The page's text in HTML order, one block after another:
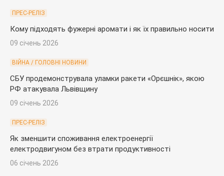
ПРЕС-РЕЛІЗ
Кому підходять фужерні аромати і як їх правильно носити
09 січень 2026
ВІЙНА / ГОЛОВНІ НОВИНИ
СБУ продемонструвала уламки ракети «Орєшнік», якою
РФ атакувала Львівщину
09 січень 2026
ПРЕС-РЕЛІЗ
Як зменшити споживання електроенергії
електродвигуном без втрати продуктивності
06 січень 2026